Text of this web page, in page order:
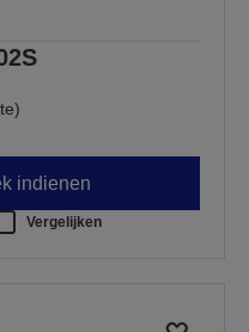
indienen
Vergelijken